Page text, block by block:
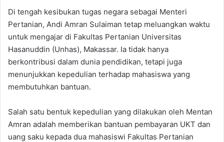
Di tengah kesibukan tugas negara sebagai Menteri
Pertanian, Andi Amran Sulaiman tetap meluangkan waktu
untuk mengajar di Fakultas Pertanian Universitas
Hasanuddin (Unhas), Makassar. Ia tidak hanya
berkontribusi dalam dunia pendidikan, tetapi juga
menunjukkan kepedulian terhadap mahasiswa yang
membutuhkan bantuan.
Salah satu bentuk kepedulian yang dilakukan oleh Mentan
Amran adalah memberikan bantuan pembayaran UKT dan
uang saku kepada dua mahasiswi Fakultas Pertanian